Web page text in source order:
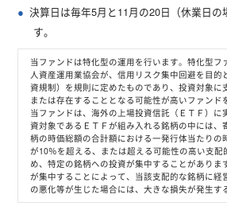
決算日は毎年5月と11月の20日（休業日の
す。
当ファンドは特化型の運用を行います。特化型フ
人資産運用業協会が、信用リスク集中回避を目的
資規制）を規則に定めたものであり、投資対象に
または存在することとなる可能性が高いファンド
当ファンドは、海外の上場投資信託（ＥＴＦ）に
資対象であるＥＴＦが組み入れる銘柄の中には、
柄の時価総額の合計額における一発行体当たりの
が10％を超える、または超える可能性の高い支配
め、特定の銘柄への投資が集中することがありま
が集中することによって、当該支配的な銘柄に経
の悪化等が生じた場合には、大きな損失が発生す